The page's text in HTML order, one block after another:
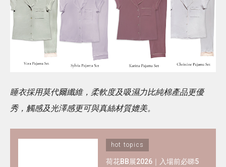
睡衣採用莫代爾纖維，柔軟度及吸濕力比純棉產品更優
秀，觸感及光澤感更可與真絲材質媲美。
hot topics
荷花BB展2026｜入場前必睇5